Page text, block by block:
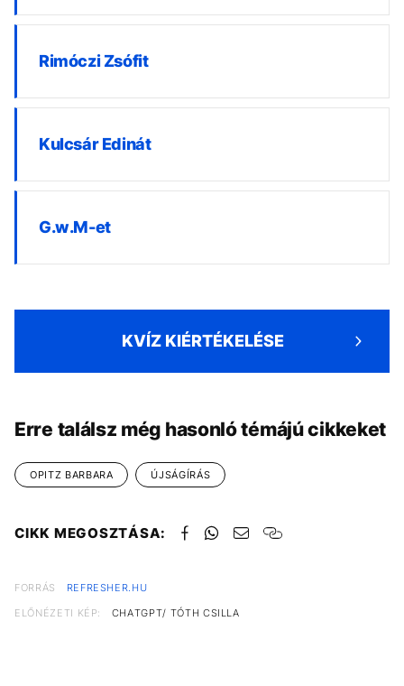
Rimóczi Zsófit
Kulcsár Edinát
G.w.M-et
KVÍZ KIÉRTÉKELÉSE
Erre találsz még hasonló témájú cikkeket
OPITZ BARBARA ÚJSÁGÍRÁS
CIKK MEGOSZTÁSA:
FORRÁS
REFRESHER.HU
ELŐNÉZETI KÉP:
CHATGPT/ TÓTH CSILLA